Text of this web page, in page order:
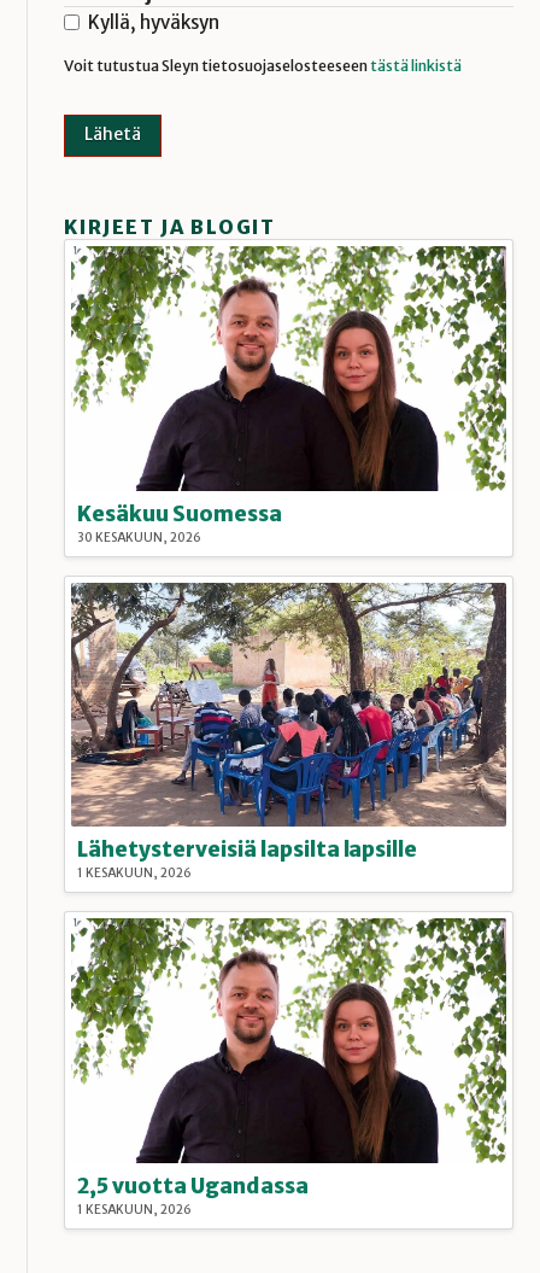
Kyllä, hyväksyn
Voit tutustua Sleyn tietosuojaselosteeseentästä linkistä
KIRJEET JA BLOGIT
Kesäkuu Suomessa
30 KESÄKUUN, 2026
Lähetysterveisiä lapsilta lapsille
1 KESÄKUUN, 2026
2,5 vuotta Ugandassa
1 KESÄKUUN, 2026